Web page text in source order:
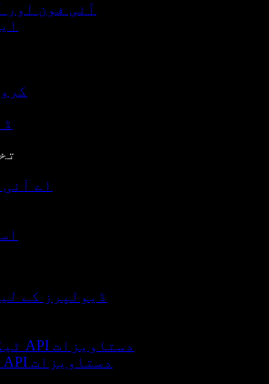
آئی فون اور
اے
ڈیولپرز کے
ٹیکسٹ ٹو اسپیچ API دستاویزات
وائس ایجنٹس API دستاویزات